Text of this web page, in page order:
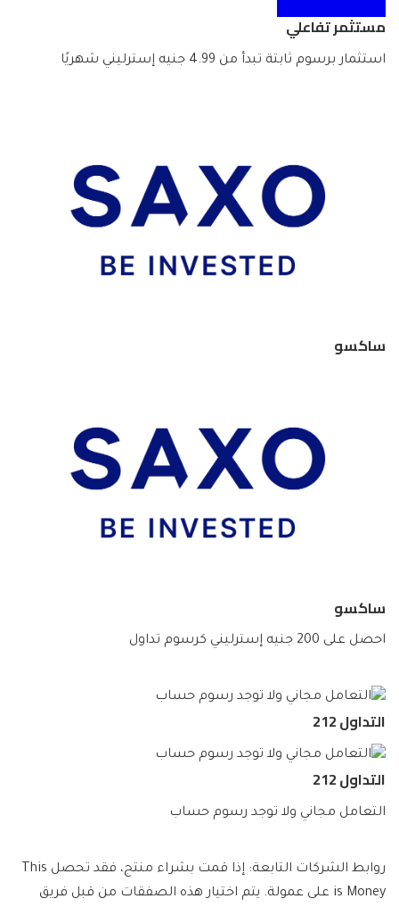
مستثمر تفاعلي
استثمار برسوم ثابتة تبدأ من 4.99 جنيه إسترليني شهريًا
ساكسو
ساكسو
احصل على 200 جنيه إسترليني كرسوم تداول
التداول 212
التداول 212
التعامل مجاني ولا توجد رسوم حساب
روابط الشركات التابعة: إذا قمت بشراء منتج، فقد تحصل This
is Money على عمولة. يتم اختيار هذه الصفقات من قبل فريق